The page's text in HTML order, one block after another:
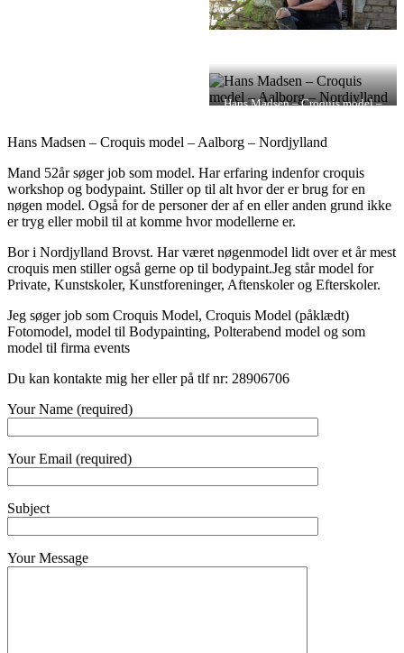
Hans Madsen – Croquis model –
Hans Madsen – Croquis model – Aalborg – Nordjylland
Mand 52år søger job som model. Har erfaring indenfor croquis
workshop og bodypaint. Stiller op til alt hvor der er brug for en
nøgen model. Også for de personer der af en eller anden grund ikke
er tryg eller mobil til at komme hvor modellerne er.
Bor i Nordjylland Brovst. Har været nøgenmodel lidt over et år mest
croquis men stiller også gerne op til bodypaint.Jeg står model for
Private, Kunstskoler, Kunstforeninger, Aftenskoler og Efterskoler.
Jeg søger job som Croquis Model, Croquis Model (påklædt)
Fotomodel, model til Bodypainting, Polterabend model og som
model til firma events
Du kan kontakte mig her eller på tlf nr: 28906706
Your Name (required)
Your Email (required)
Subject
Your Message